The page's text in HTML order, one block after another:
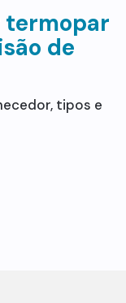
termopar
de
tipos e